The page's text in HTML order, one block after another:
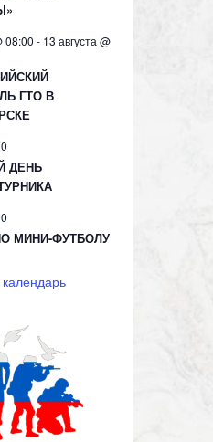
08:00 - 13 августа @
ГТО В
ДЕНЬ
МИНИ-ФУТБОЛУ